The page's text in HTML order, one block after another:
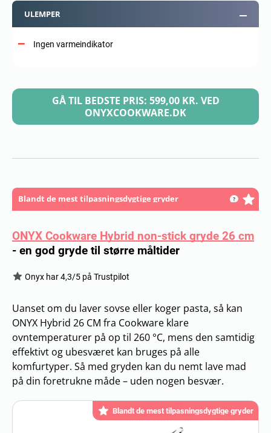
ULEMPER
Ingen varmeindikator
GÅ TIL BEDSTE PRIS: 599,00 KR. VED
ONYXCOOKWARE.DK
Blandt de mest tilpasningsdygtige gryder
ONYX Cookware Hybrid non-stick gryde 26 cm
- en god gryde til større måltider
Onyx har 4,3/5 på Trustpilot
Uanset om du laver sovse eller koger pasta, så kan
ONYX Hybrid 26 CM fra Cookware klare
ovntemperaturer på op til 260 °C, mens den samtidig
effektivt og ubesværet kan bruges på alle
komfurtyper. Så med gryden kan du nemt lave mad
på din foretrukne måde – uden nogen besvær.
Blandt de mest tilpasningsdygtige gryder